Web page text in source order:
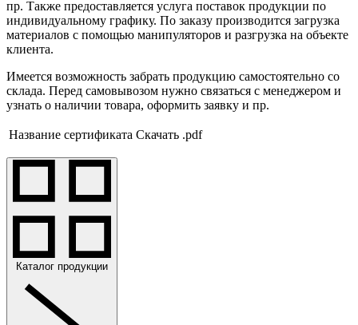
пр. Также предоставляется услуга поставок продукции по
индивидуальному графику. По заказу производится загрузка
материалов с помощью манипуляторов и разгрузка на объекте
клиента.
Имеется возможность забрать продукцию самостоятельно со
склада. Перед самовывозом нужно связаться с менеджером и
узнать о наличии товара, оформить заявку и пр.
Название сертификата Скачать .pdf
Каталог продукции